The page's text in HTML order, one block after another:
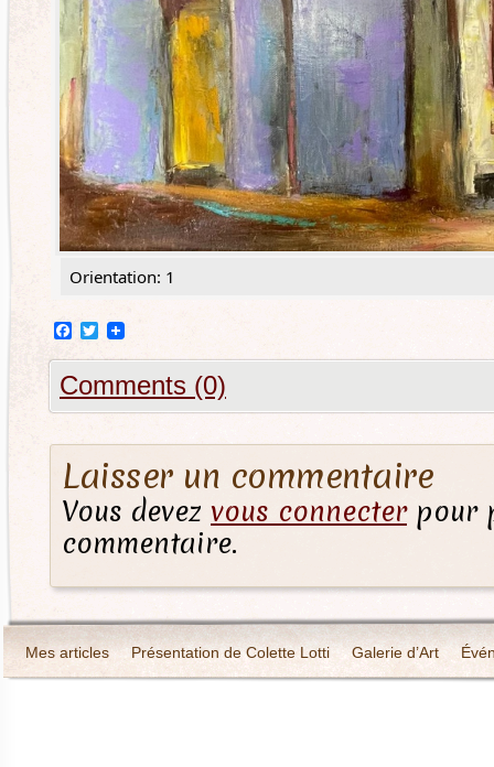
Orientation: 1
Facebook
Twitter
Comments (0)
Laisser un commentaire
Vous devez vous connecterpour
commentaire.
Mes articles Présentation de Colette Lotti Galerie d’Art